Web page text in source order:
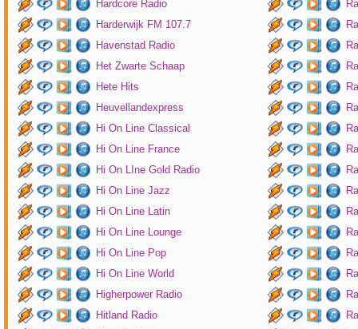
Hardcore Radio
Harderwijk FM 107.7
Havenstad Radio
Het Zwarte Schaap
Hete Hits
Heuvellandexpress
Hi On Line Classical
Hi On Line France
Hi On LIne Gold Radio
Hi On Line Jazz
Hi On Line Latin
Hi On Line Lounge
Hi On Line Pop
Hi On Line World
Higherpower Radio
Hitland Radio